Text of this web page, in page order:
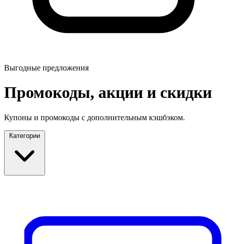
Выгодные предложения
Промокоды, акции и скидки
Купоны и промокоды с дополнительным кэшбэком.
Категории